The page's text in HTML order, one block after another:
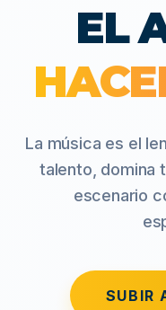
EL
La música es el
talento, domina
escenario
SUBIR